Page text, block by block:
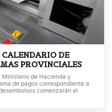
DE
PROVINCIALES
Ministerio de Hacienda y
de pagos correspondiente a
comenzarán el